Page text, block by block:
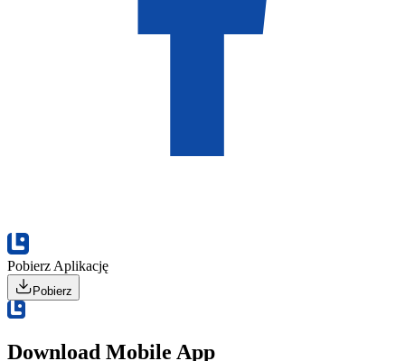
Pobierz Aplikację
Pobierz
Download Mobile App